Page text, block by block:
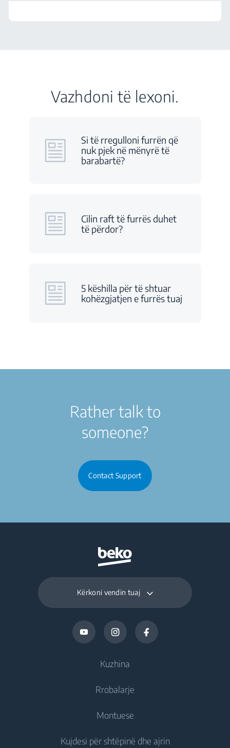
Vazhdoni të lexoni.
Si të rregulloni furrën që
nuk pjek në mënyrë të
barabartë?
Cilin raft të furrës duhet
të përdor?
5 këshilla për të shtuar
kohëzgjatjen e furrës tuaj
Rather talk to
someone?
Contact Support
Kërkoni vendin tuaj
Kuzhina
Frigoriferë
Frizë
Rrobalarje
Rrobalarëse jomontuese
Montuese
Kujdesi për shtëpinë dhe ajrin